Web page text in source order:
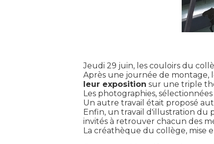
Jeudi 29 juin, les couloirs du
Après une journée de montage,
leur exposition sur une triple
Les photographies,
Un autre travail était proposé
Enfin, un travail d'illustration du
invités à retrouver chacun des
La créathèque du collège, mise